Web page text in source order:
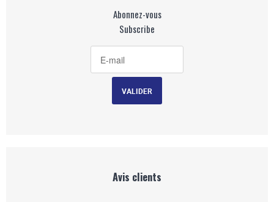
Abonnez-vous
Subscribe
Avis clients